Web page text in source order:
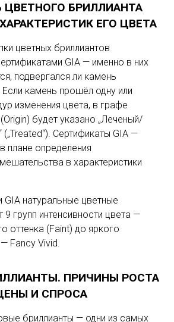
ЦВЕТНОГО БРИЛЛИАНТА
ЕГО ЦВЕТА
цветных бриллиантов
GIA — именно в них
подвергался ли камень
камень прошёл одну или
изменения цвета, в графе
будет указано „Леченый/
Сертификаты GIA —
определения
в характеристики
GIA натуральные цветные
групп интенсивности цвета —
оттенка (Faint) до яркого
Fancy Vivid.
ПРИЧИНЫ РОСТА
И СПРОСА
бриллианты — одни из самых